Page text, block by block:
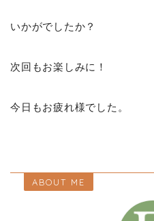
いかがでしたか？
次回もお楽しみに！
今日もお疲れ様でした。
ABOUT ME